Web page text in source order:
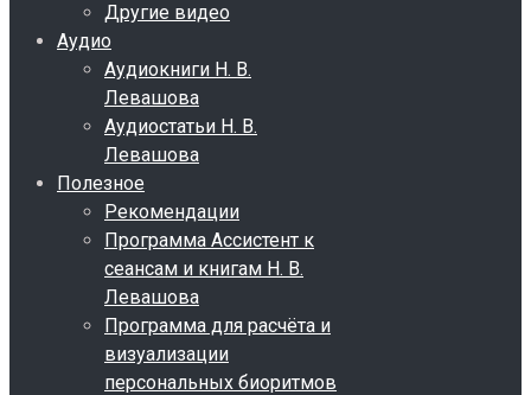
Другие видео
Аудио
Аудиокниги Н. В.
Левашова
Аудиостатьи Н. В.
Левашова
Полезное
Рекомендации
Программа Ассистент к
сеансам и книгам Н. В.
Левашова
Программа для расчёта и
визуализации
персональных биоритмов